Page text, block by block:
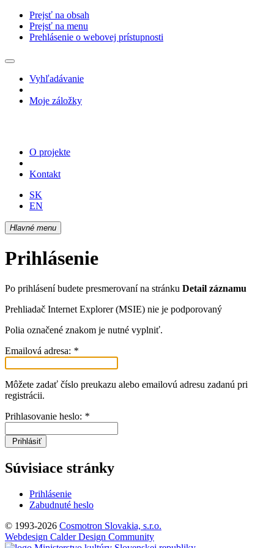
Prejsť na obsah
Prejsť na menu
Prehlásenie o webovej prístupnosti
Vyhľadávanie
Moje záložky
O projekte
Kontakt
SK
EN
Hlavné menu
Prihlásenie
Po prihlásení budete presmerovaní na stránku Detail záznamu
Prehliadač Internet Explorer (MSIE) nie je podporovaný
Polia označené znakom je nutné vyplniť.
Emailová adresa: *
Môžete zadať číslo preukazu alebo emailovú adresu zadanú pri
registrácii.
Prihlasovanie heslo: *
Prihlásiť
Súvisiace stránky
Prihlásenie
Zabudnuté heslo
© 1993-2026 Cosmotron Slovakia, s.r.o.
Webdesign Calder Design Community